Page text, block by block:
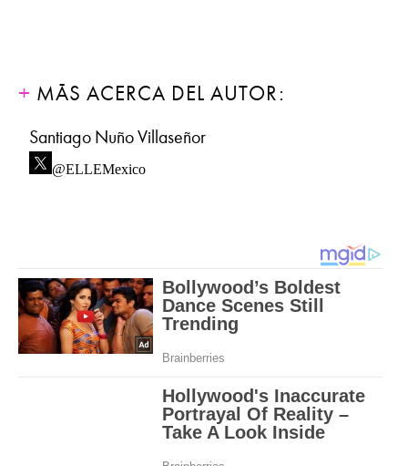
MÁS ACERCA DEL AUTOR:
Santiago Nuño Villaseñor
@ELLEMexico